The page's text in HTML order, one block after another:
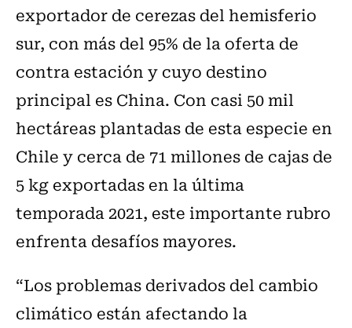
exportador de cerezas del hemisferio
sur, con más del 95% de la oferta de
contra estación y cuyo destino
principal es China. Con casi 50 mil
hectáreas plantadas de esta especie en
Chile y cerca de 71 millones de cajas de
5 kg exportadas en la última
temporada 2021, este importante rubro
enfrenta desafíos mayores.
“Los problemas derivados del cambio
climático están afectando la